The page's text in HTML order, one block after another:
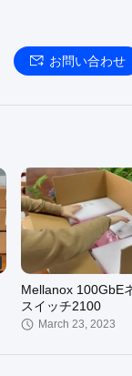
お問い合わせ
Mellanox 100GbE
スイッチ2100
March 23, 2023